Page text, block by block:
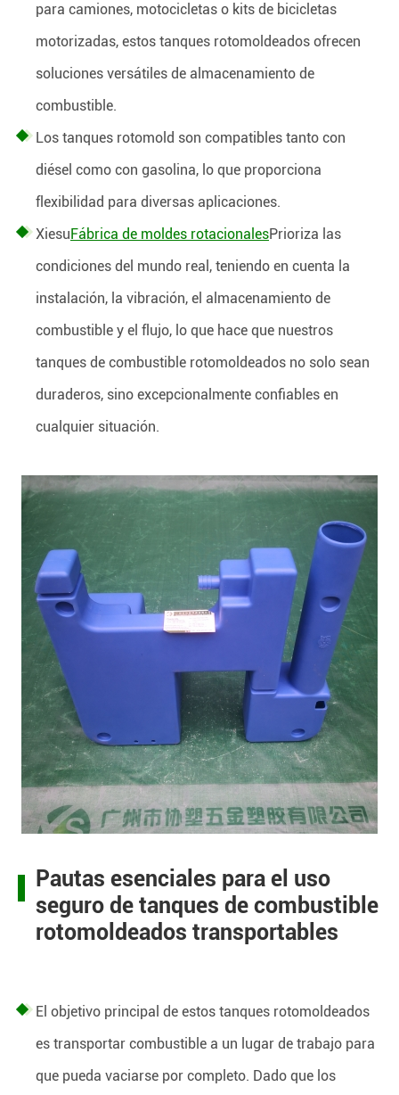
para camiones, motocicletas o kits de bicicletas
motorizadas, estos tanques rotomoldeados ofrecen
soluciones versátiles de almacenamiento de
combustible.
Los tanques rotomold son compatibles tanto con
diésel como con gasolina, lo que proporciona
flexibilidad para diversas aplicaciones.
XiesuFábrica de moldes rotacionalesPrioriza las
condiciones del mundo real, teniendo en cuenta la
instalación, la vibración, el almacenamiento de
combustible y el flujo, lo que hace que nuestros
tanques de combustible rotomoldeados no solo sean
duraderos, sino excepcionalmente confiables en
cualquier situación.
Pautas esenciales para el uso
seguro de tanques de combustible
rotomoldeados transportables
El objetivo principal de estos tanques rotomoldeados
es transportar combustible a un lugar de trabajo para
que pueda vaciarse por completo. Dado que los